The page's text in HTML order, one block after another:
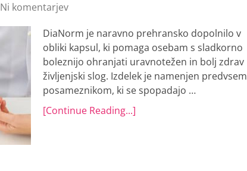
Ni komentarjev
DiaNorm je naravno prehransko dopolnilo v
obliki kapsul, ki pomaga osebam s sladkorno
boleznijo ohranjati uravnotežen in bolj zdrav
življenjski slog. Izdelek je namenjen predvsem
posameznikom, ki se spopadajo …
[Continue Reading...]